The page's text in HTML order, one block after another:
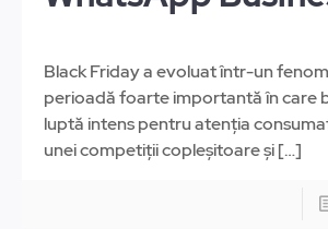
Black Friday a evoluat într-un
perioadă foarte importantă în care
luptă intens pentru atenția
unei competiții copleșitoare și[…]